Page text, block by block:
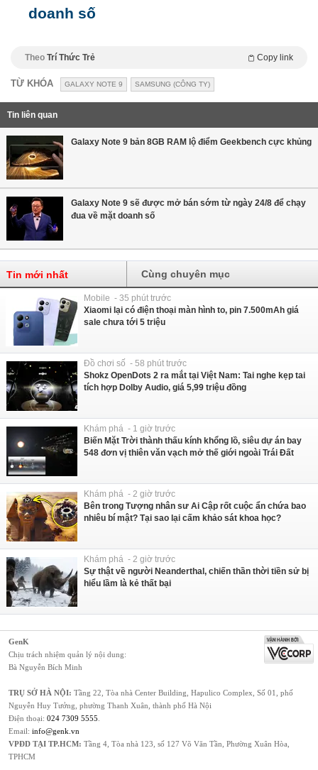
doanh số
Theo Trí Thức Trẻ Copy link
TỪ KHÓA GALAXY NOTE 9 SAMSUNG (CÔNG TY)
Tin liên quan
Galaxy Note 9 bản 8GB RAM lộ điểm Geekbench cực khủng
Galaxy Note 9 sẽ được mở bán sớm từ ngày 24/8 để chạy
đua về mặt doanh số
Tin mới nhất Cùng chuyên mục
Mobile - 35 phút trước
Xiaomi lại có điện thoại màn hình to, pin 7.500mAh giá
sale chưa tới 5 triệu
Đồ chơi số - 58 phút trước
Shokz OpenDots 2 ra mắt tại Việt Nam: Tai nghe kẹp tai
tích hợp Dolby Audio, giá 5,99 triệu đồng
Khám phá - 1 giờ trước
Biến Mặt Trời thành thấu kính khổng lồ, siêu dự án bay
548 đơn vị thiên văn vạch mở thế giới ngoài Trái Đất
Khám phá - 2 giờ trước
Bên trong Tượng nhân sư Ai Cập rốt cuộc ẩn chứa bao
nhiêu bí mật? Tại sao lại cấm khảo sát khoa học?
Khám phá - 2 giờ trước
Sự thật về người Neanderthal, chiến thần thời tiền sử bị
hiểu lầm là kẻ thất bại
GenK
Chịu trách nhiệm quản lý nội dung:
Bà Nguyễn Bích Minh
TRỤ SỞ HÀ NỘI: Tầng 22, Tòa nhà Center Building, Hapulico Complex, Số 01, phố
Nguyễn Huy Tưởng, phường Thanh Xuân, thành phố Hà Nội
Điện thoại: 024 7309 5555
Email: info@genk.vn
VPĐD TẠI TP.HCM: Tầng 4, Tòa nhà 123, số 127 Võ Văn Tần, Phường Xuân Hòa,
TPHCM